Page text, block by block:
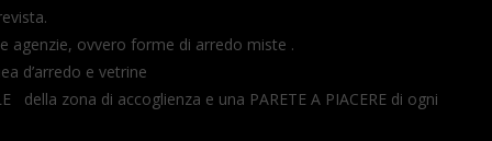
agenzie, ovvero forme di arredo miste .
d’arredo e vetrine
della zona di accoglienza e una PARETE A PIACERE di ogni